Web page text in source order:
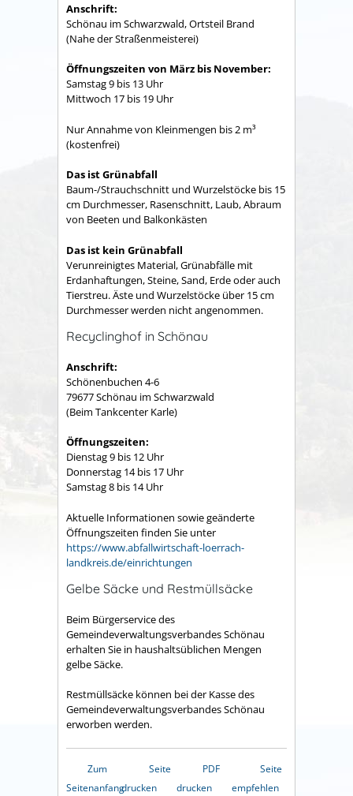
Anschrift:
Schönau im Schwarzwald, Ortsteil Brand
(Nahe der Straßenmeisterei)
Öffnungszeiten von März bis November:
Samstag 9 bis 13 Uhr
Mittwoch 17 bis 19 Uhr
Nur Annahme von Kleinmengen bis 2 m³
(kostenfrei)
Das ist Grünabfall
Baum-/Strauchschnitt und Wurzelstöcke bis 15
cm Durchmesser, Rasenschnitt, Laub, Abraum
von Beeten und Balkonkästen
Das ist kein Grünabfall
Verunreinigtes Material, Grünabfälle mit
Erdanhaftungen, Steine, Sand, Erde oder auch
Tierstreu. Äste und Wurzelstöcke über 15 cm
Durchmesser werden nicht angenommen.
Recyclinghof in Schönau
Anschrift:
Schönenbuchen 4-6
79677 Schönau im Schwarzwald
(Beim Tankcenter Karle)
Öffnungszeiten:
Dienstag 9 bis 12 Uhr
Donnerstag 14 bis 17 Uhr
Samstag 8 bis 14 Uhr
Aktuelle Informationen sowie geänderte
Öffnungszeiten finden Sie unter
https://www.abfallwirtschaft-loerrach-
landkreis.de/einrichtungen
Gelbe Säcke und Restmüllsäcke
Beim Bürgerservice des
Gemeindeverwaltungsverbandes Schönau
erhalten Sie in haushaltsüblichen Mengen
gelbe Säcke.
Restmüllsäcke können bei der Kasse des
Gemeindeverwaltungsverbandes Schönau
erworben werden.
Zum
Seitenanfang
Seite
drucken
PDF
drucken
Seite
empfehlen